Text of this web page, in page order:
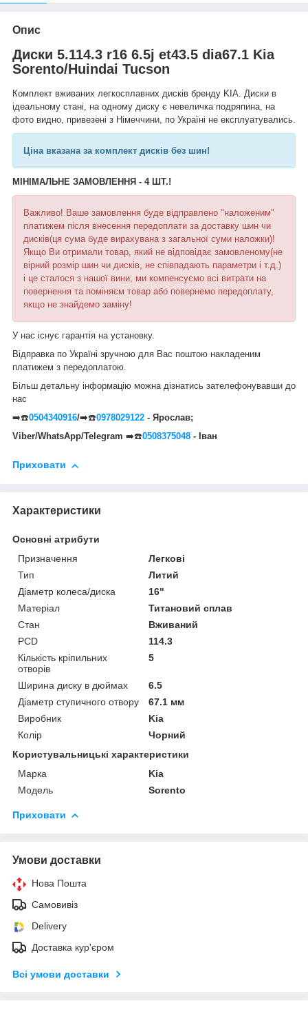
Опис
Диски 5.114.3 r16 6.5j et43.5 dia67.1 Kia
Sorento/Huindai Tucson
Комплект вживаних легкосплавних дисків бренду KIA. Диски в
ідеальному стані, на одному диску є невеличка подряпина, на
фото видно, привезені з Німеччини, по Україні не експлуатувались.
Ціна вказана за комплект дисків без шин!
МІНІМАЛЬНЕ ЗАМОВЛЕННЯ - 4 ШТ.!
Важливо! Ваше замовлення буде відправлено "наложеним"
платижем після внесення передоплати за доставку шин чи
дисків(ця сума буде вирахувана з загальної суми наложки)!
Якщо Ви отримали товар, який не відповідає замовленому(не
вірний розмір шин чи дисків, не співпадають параметри і т.д.)
і це сталося з нашої вини, ми компенсуємо всі витрати на
повернення та поміняєм товар або повернемо передоплату,
якщо не знайдемо заміну!
У нас існує гарантія на установку.
Відправка по Україні зручною для Вас поштою накладеним
платижем з передоплатою.
Більш детальну інформацію можна дізнатись зателефонувавши до
нас
➡️☎️0504340916/➡️☎️0978029122 - Ярослав;
Viber/WhatsApp/Telegram ➡️☎️0508375048 - Іван
Приховати
Характеристики
Основні атрибути
Призначення
Легкові
Тип
Литий
Діаметр колеса/диска
16"
Матеріал
Титановий сплав
Стан
Вживаний
PCD
114.3
Кількість кріпильних
отворів
5
Ширина диску в дюймах
6.5
Діаметр ступичного отвору
67.1 мм
Виробник
Kia
Колір
Чорний
Користувальницькі характеристики
Марка
Kia
Модель
Sorento
Приховати
Умови доставки
Нова Пошта
Самовивіз
Delivery
Доставка кур'єром
Всі умови доставки